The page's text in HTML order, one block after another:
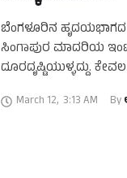
ಬೆಂಗಳೂರಿನ ಹೃದಯಭಾಗದ
ಸಿಂಗಾಪುರ ಮಾದರಿಯ
ದೂರದೃಷ್ಟಿಯುಳ್ಳದ್ದು.
March 12, 3:13 AM By